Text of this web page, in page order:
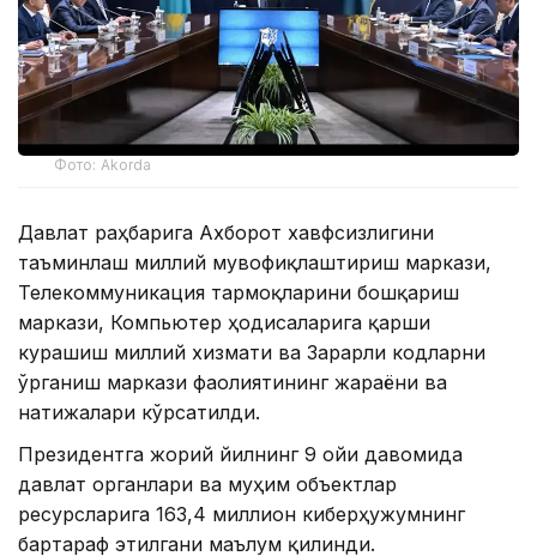
Фото: Akorda
Давлат раҳбарига Ахборот хавфсизлигини
таъминлаш миллий мувофиқлаштириш маркази,
Телекоммуникация тармоқларини бошқариш
маркази, Компьютер ҳодисаларига қарши
курашиш миллий хизмати ва Зарарли кодларни
ўрганиш маркази фаолиятининг жараёни ва
натижалари кўрсатилди.
Президентга жорий йилнинг 9 ойи давомида
давлат органлари ва муҳим объектлар
ресурсларига 163,4 миллион киберҳужумнинг
бартараф этилгани маълум қилинди.